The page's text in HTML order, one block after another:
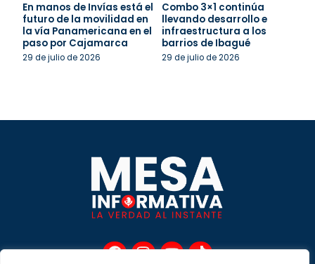
En manos de Invías está el
futuro de la movilidad en
la vía Panamericana en el
paso por Cajamarca
29 de julio de 2026
Combo 3×1 continúa
llevando desarrollo e
infraestructura a los
barrios de Ibagué
29 de julio de 2026
F
I
Y
T